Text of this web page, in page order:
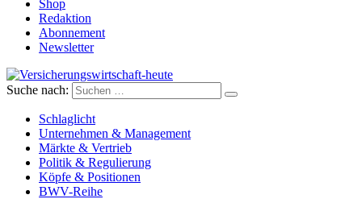
Shop
Redaktion
Abonnement
Newsletter
Versicherungswirtschaft-heute
Suche nach:
Schlaglicht
Unternehmen & Management
Märkte & Vertrieb
Politik & Regulierung
Köpfe & Positionen
BWV-Reihe